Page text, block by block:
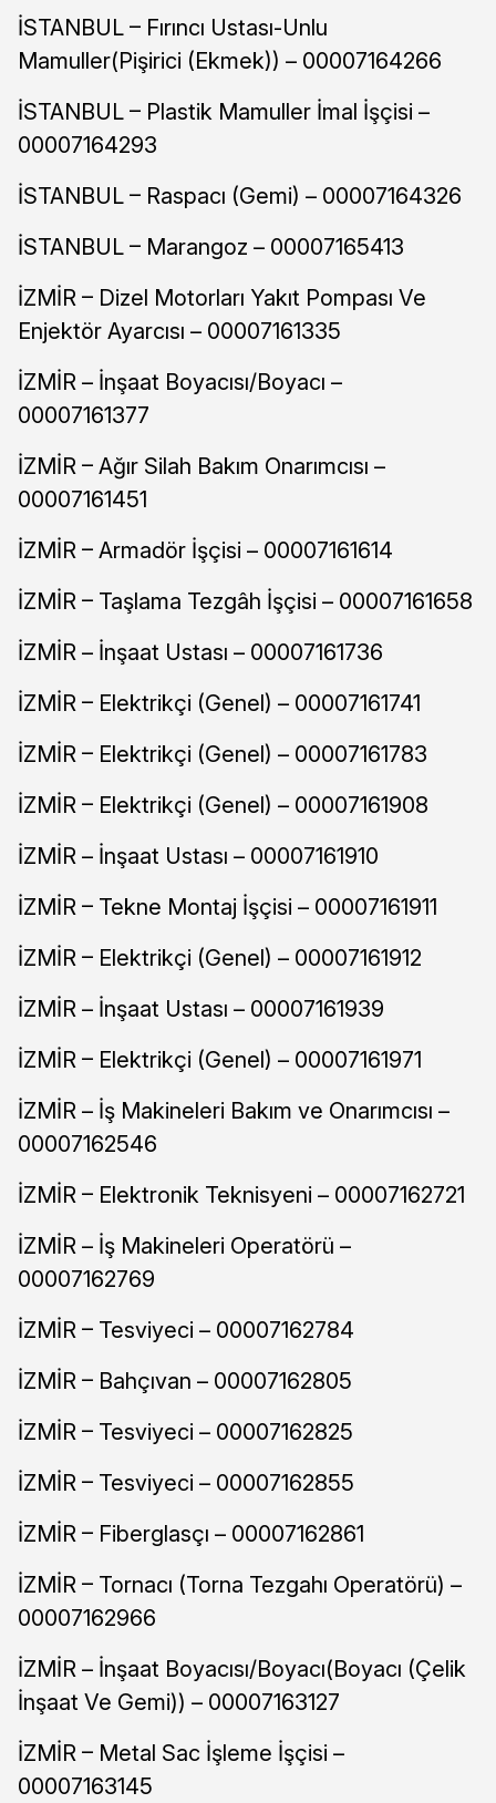
İSTANBUL – Fırıncı Ustası-Unlu
Mamuller(Pişirici (Ekmek)) – 00007164266
İSTANBUL – Plastik Mamuller İmal İşçisi –
00007164293
İSTANBUL – Raspacı (Gemi) – 00007164326
İSTANBUL – Marangoz – 00007165413
İZMİR – Dizel Motorları Yakıt Pompası Ve
Enjektör Ayarcısı – 00007161335
İZMİR – İnşaat Boyacısı/Boyacı –
00007161377
İZMİR – Ağır Silah Bakım Onarımcısı –
00007161451
İZMİR – Armadör İşçisi – 00007161614
İZMİR – Taşlama Tezgâh İşçisi – 00007161658
İZMİR – İnşaat Ustası – 00007161736
İZMİR – Elektrikçi (Genel) – 00007161741
İZMİR – Elektrikçi (Genel) – 00007161783
İZMİR – Elektrikçi (Genel) – 00007161908
İZMİR – İnşaat Ustası – 00007161910
İZMİR – Tekne Montaj İşçisi – 00007161911
İZMİR – Elektrikçi (Genel) – 00007161912
İZMİR – İnşaat Ustası – 00007161939
İZMİR – Elektrikçi (Genel) – 00007161971
İZMİR – İş Makineleri Bakım ve Onarımcısı –
00007162546
İZMİR – Elektronik Teknisyeni – 00007162721
İZMİR – İş Makineleri Operatörü –
00007162769
İZMİR – Tesviyeci – 00007162784
İZMİR – Bahçıvan – 00007162805
İZMİR – Tesviyeci – 00007162825
İZMİR – Tesviyeci – 00007162855
İZMİR – Fiberglasçı – 00007162861
İZMİR – Tornacı (Torna Tezgahı Operatörü) –
00007162966
İZMİR – İnşaat Boyacısı/Boyacı(Boyacı (Çelik
İnşaat Ve Gemi)) – 00007163127
İZMİR – Metal Sac İşleme İşçisi –
00007163145